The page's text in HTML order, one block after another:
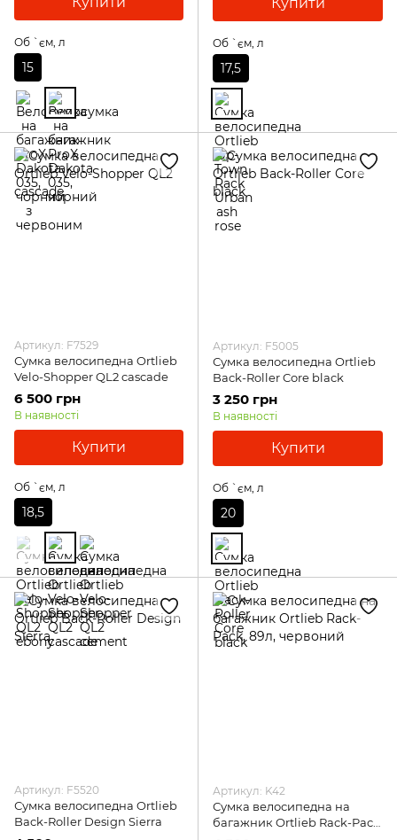
Об `єм, л
15
Об `єм, л
17,5
Артикул: F7529
Сумка велосипедна Ortlieb
Velo-Shopper QL2 cascade
6 500 грн
В наявності
Купити
Об `єм, л
18,5
Артикул: F5005
Сумка велосипедна Ortlieb
Back-Roller Core black
3 250 грн
В наявності
Купити
Об `єм, л
20
Артикул: F5520
Сумка велосипедна Ortlieb
Back-Roller Design Sierra
Артикул: K42
Сумка велосипедна на
багажник Ortlieb Rack-Pack,